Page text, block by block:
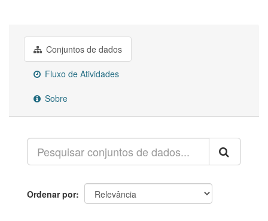
Conjuntos de dados
Fluxo de Atividades
Sobre
Ordenar por